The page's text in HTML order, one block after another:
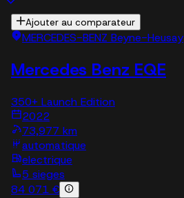
Ajouter au comparateur
MERCEDES-BENZ Beyne-Heusay
Mercedes Benz EQE
350+ Launch Edition
2022
73,977 km
automatique
electrique
5 sieges
84 071 €